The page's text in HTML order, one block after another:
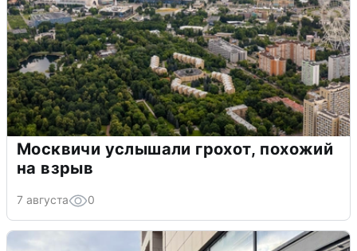
Москвичи услышали грохот, похожий
на взрыв
7 августа 0